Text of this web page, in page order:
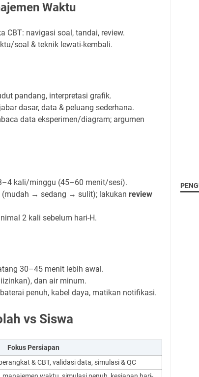
Waktu
CBT: navigasi soal, tandai, review.
soal & teknik lewati-kembali.
pandang, interpretasi grafik.
dasar, data & peluang sederhana.
data eksperimen/diagram; argumen
kali/minggu (45–60 menit/sesi).
(mudah → sedang → sulit); lakukan review
2 kali sebelum hari-H.
30–45 menit lebih awal.
dan air minum.
penuh, kabel daya, matikan notifikasi.
vs Siswa
Fokus Persiapan
& CBT, validasi data, simulasi & QC